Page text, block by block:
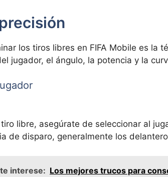
los tiros libres en FIFA Mobile es la
jugador, el ángulo, la potencia y la
libre, asegúrate de seleccionar al
de disparo, generalmente los
interese: Los mejores trucos para